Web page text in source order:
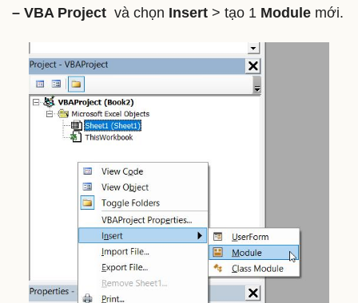
– VBA Project và chọn Insert > tạo 1 Module mới.